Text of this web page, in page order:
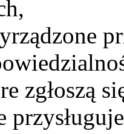
zgłoszą